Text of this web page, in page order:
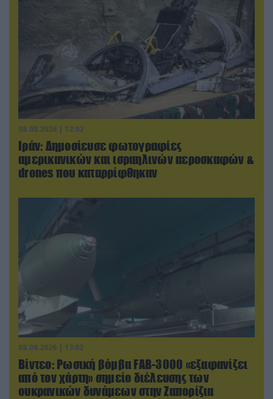
08.08.2026 | 12:02
Ιράν: Δημοσίευσε φωτογραφίες
αμερικανικών και ισραηλινών αεροσκαφών &
drones που καταρρίφθηκαν
08.08.2026 | 13:02
Βίντεο: Ρωσική βόμβα FAB-3000 «εξαφανίζει
από τον χάρτη» σημείο διέλευσης των
ουκρανικών δυνάμεων στην Ζαπορίζια